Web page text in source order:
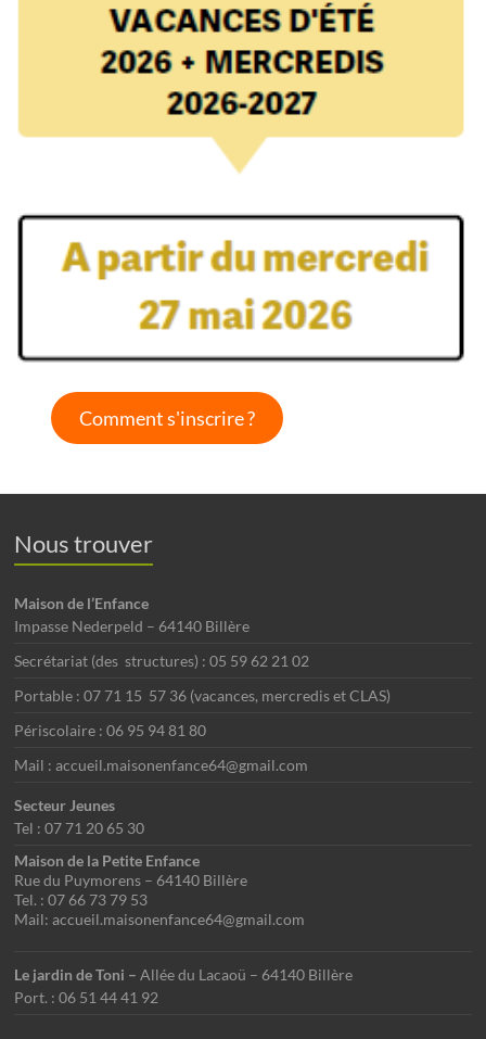
Comment s'inscrire ?
Nous trouver
Maison de l’Enfance
Impasse Nederpeld – 64140 Billère
Secrétariat (des structures) : 05 59 62 21 02
Portable : 07 71 15 57 36 (vacances, mercredis et CLAS)
Périscolaire : 06 95 94 81 80
Mail : accueil.maisonenfance64@gmail.com
Secteur Jeunes
Tel : 07 71 20 65 30
Maison de la Petite Enfance
Rue du Puymorens – 64140 Billère
Tel. : 07 66 73 79 53
Mail: accueil.maisonenfance64@gmail.com
Le jardin de Toni –Allée du Lacaoü – 64140 Billère
Port. : 06 51 44 41 92